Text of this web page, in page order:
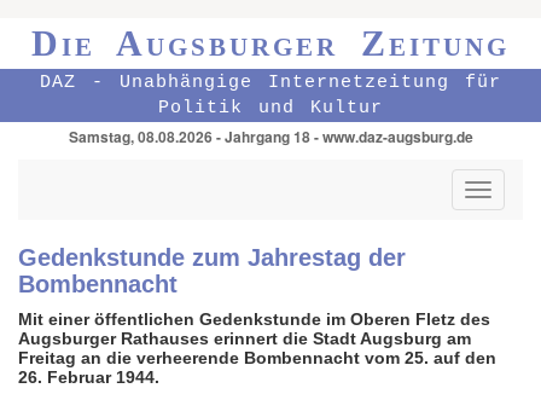
Die Augsburger Zeitung
DAZ - Unabhängige Internetzeitung für
Politik und Kultur
Samstag, 08.08.2026 - Jahrgang 18 - www.daz-augsburg.de
Toggle
Gedenkstunde zum Jahrestag der
Bombennacht
Mit einer öffentlichen Gedenkstunde im Oberen Fletz des
Augsburger Rathauses erinnert die Stadt Augsburg am
Freitag an die verheerende Bombennacht vom 25. auf den
26. Februar 1944.